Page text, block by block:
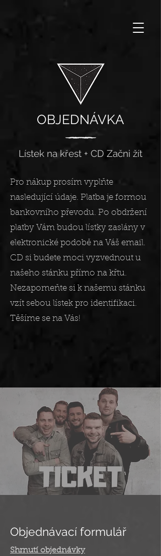
OBJEDNÁVKA
Lístek na křest + CD Začni žít
Pro nákup prosím vyplňte
nasledující údaje. Platba je formou
bankovního převodu. Po obdržení
platby Vám budou lístky zaslány v
elektronické podobě na Váš email.
CD si budete moci vyzvednout u
našeho stánku přímo na křtu.
Nezapomeňte si k našemu stánku
vzít sebou lístek pro identifikaci.
Těšíme se na Vás!
Objednávací formulář
Shrnutí objednávky